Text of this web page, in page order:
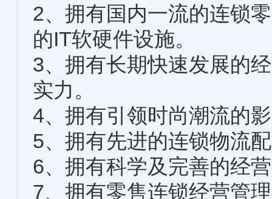
2、拥有国内一流的连锁
的IT软硬件设施。
3、拥有长期快速发展的
实力。
4、拥有引领时尚潮流的
5、拥有先进的连锁物流
6、拥有科学及完善的经
7、拥有零售连锁经营管